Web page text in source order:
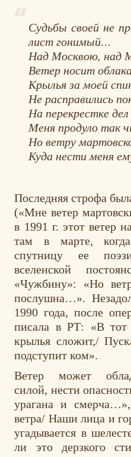
Судьбы своей не
лист гонимый…
Над Москвою, над
Ветер носит
Крылья за моей
Не расправились
На перекрестке
Меня продуло так
Но ветру
Куда нести меня
Последняя строфа
(«Мне ветер
в 1991 г. этот ветер
там в марте,
спутницу ее
вселенской
«Чужбину»: «Но
послушна…».
1990 года, после
писала в РТ: «В тот
крылья сложит,/
подступит ком».
Ветер может
силой, нести
урагана и
ветра/ Наши лица и
угадывается в
ли это дерзкого